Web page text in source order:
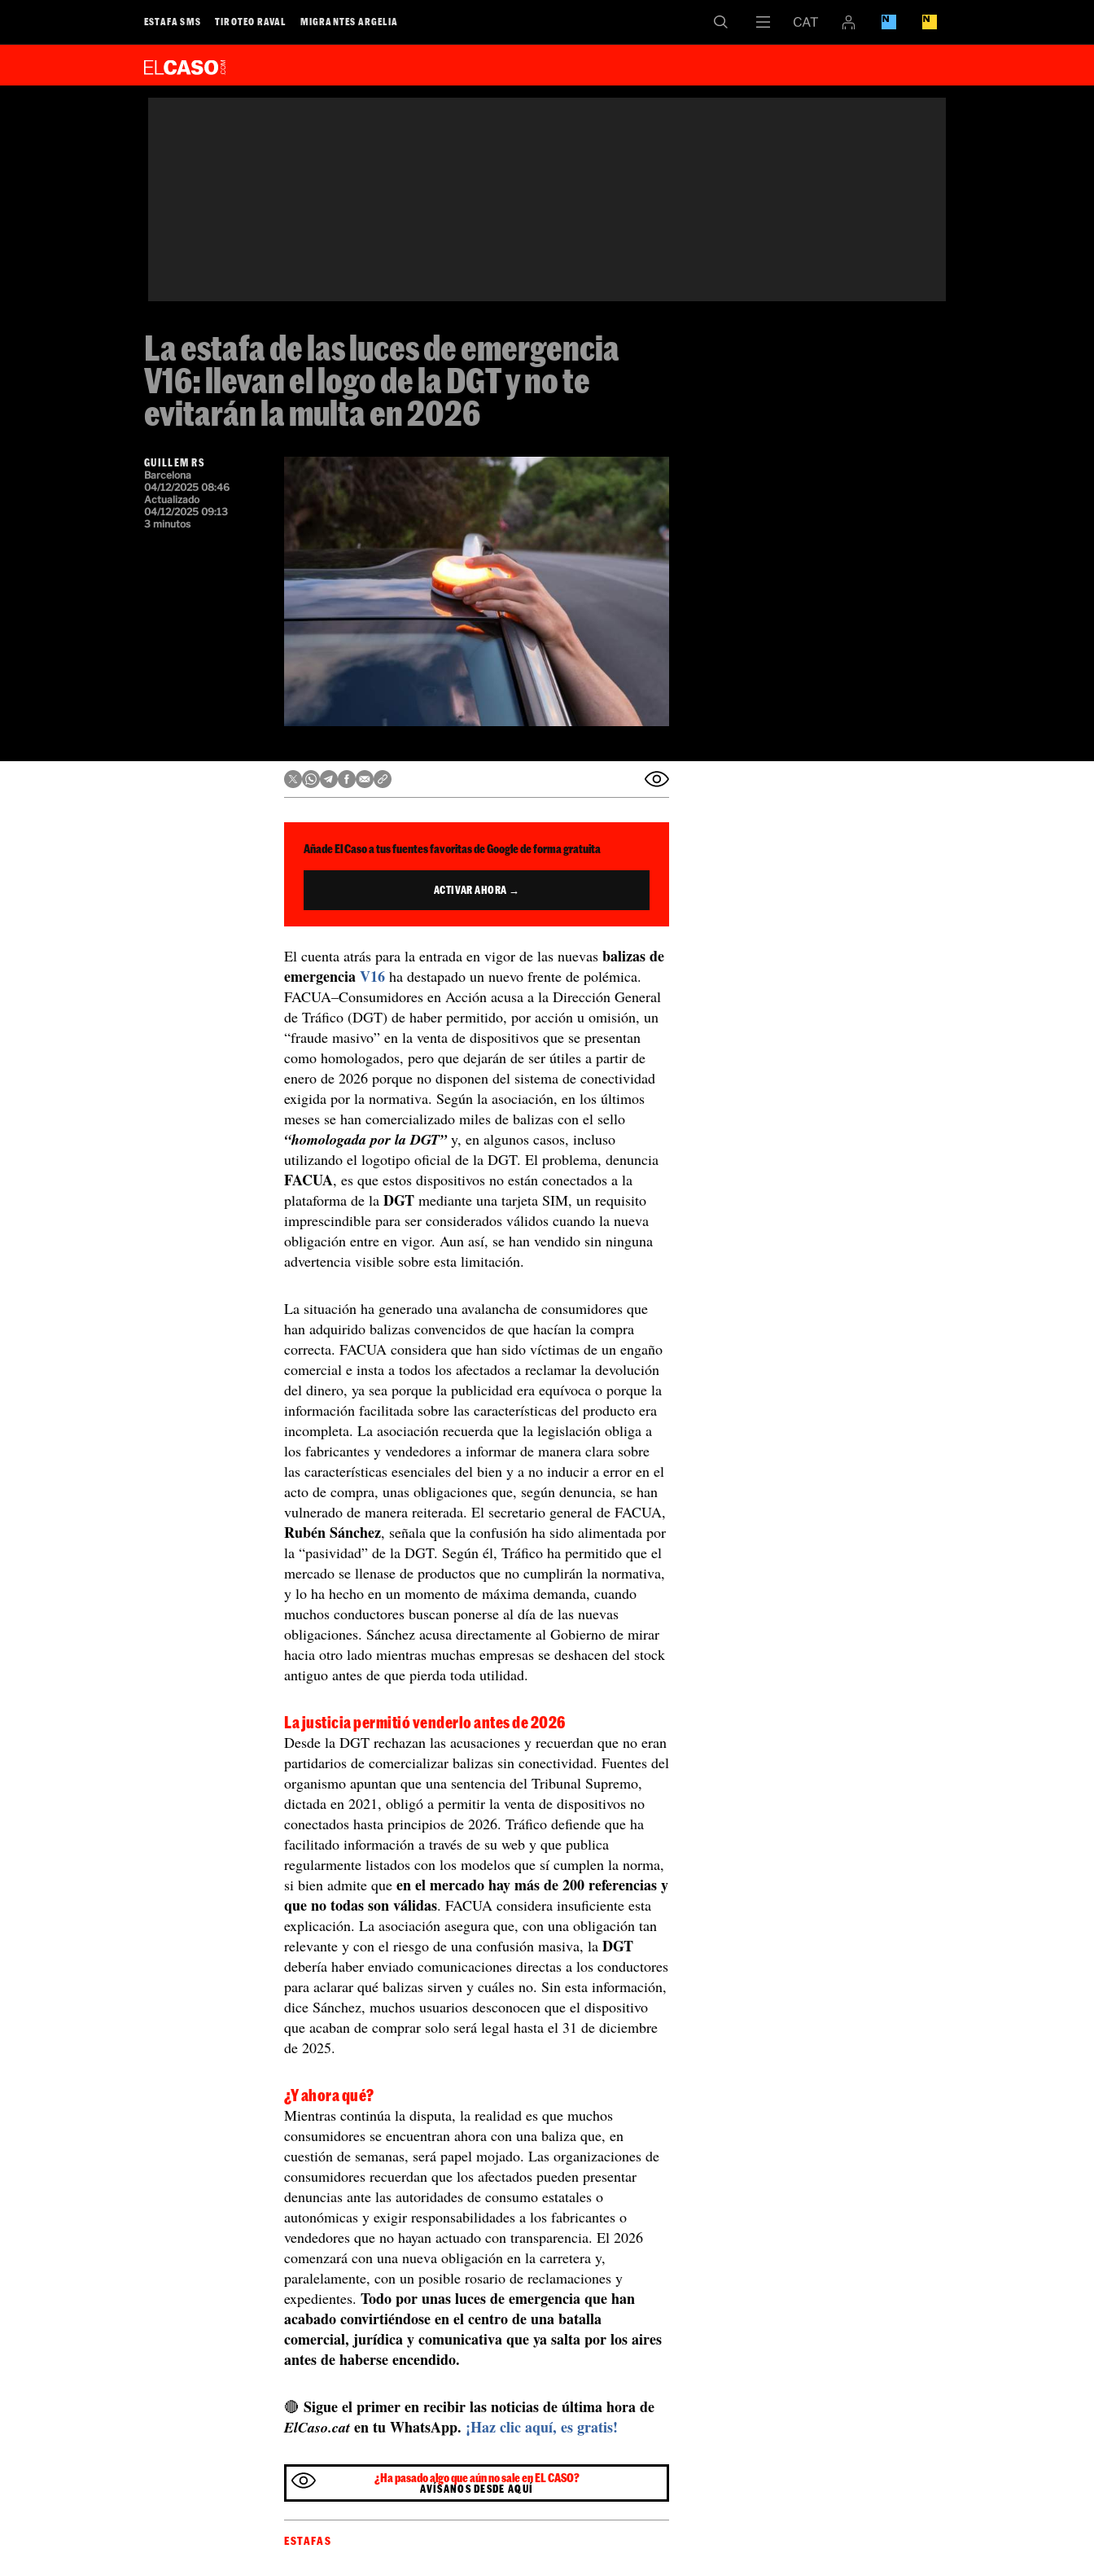
ESTAFA SMS TIROTEO RAVAL MIGRANTES ARGELIA
La estafa de las luces de emergencia
V16: llevan el logo de la DGT y no te
evitarán la multa en 2026
GUILLEM RS
Barcelona
04/12/2025 08:46
Actualizado
04/12/2025 09:13
3 minutos
Añade El Caso a tus fuentes favoritas de Google de forma gratuita
ACTIVAR AHORA →
El cuenta atrás para la entrada en vigor de las nuevasbalizas de
emergencia V16 ha destapado un nuevo frente de polémica.
FACUA–Consumidores en Acción acusa a la Dirección General
de Tráfico (DGT) de haber permitido, por acción u omisión, un
“fraude masivo” en la venta de dispositivos que se presentan
como homologados, pero que dejarán de ser útiles a partir de
enero de 2026 porque no disponen del sistema de conectividad
exigida por la normativa. Según la asociación, en los últimos
meses se han comercializado miles de balizas con el sello
“homologada por la DGT”y, en algunos casos, incluso
utilizando el logotipo oficial de la DGT. El problema, denuncia
FACUA, es que estos dispositivos no están conectados a la
plataforma de laDGT mediante una tarjeta SIM, un requisito
imprescindible para ser considerados válidos cuando la nueva
obligación entre en vigor. Aun así, se han vendido sin ninguna
advertencia visible sobre esta limitación.
La situación ha generado una avalancha de consumidores que
han adquirido balizas convencidos de que hacían la compra
correcta. FACUA considera que han sido víctimas de un engaño
comercial e insta a todos los afectados a reclamar la devolución
del dinero, ya sea porque la publicidad era equívoca o porque la
información facilitada sobre las características del producto era
incompleta. La asociación recuerda que la legislación obliga a
los fabricantes y vendedores a informar de manera clara sobre
las características esenciales del bien y a no inducir a error en el
acto de compra, unas obligaciones que, según denuncia, se han
vulnerado de manera reiterada. El secretario general de FACUA,
Rubén Sánchez, señala que la confusión ha sido alimentada por
la “pasividad” de la DGT. Según él, Tráfico ha permitido que el
mercado se llenase de productos que no cumplirán la normativa,
y lo ha hecho en un momento de máxima demanda, cuando
muchos conductores buscan ponerse al día de las nuevas
obligaciones. Sánchez acusa directamente al Gobierno de mirar
hacia otro lado mientras muchas empresas se deshacen del stock
antiguo antes de que pierda toda utilidad.
La justicia permitió venderlo antes de 2026
Desde la DGT rechazan las acusaciones y recuerdan que no eran
partidarios de comercializar balizas sin conectividad. Fuentes del
organismo apuntan que una sentencia del Tribunal Supremo,
dictada en 2021, obligó a permitir la venta de dispositivos no
conectados hasta principios de 2026. Tráfico defiende que ha
facilitado información a través de su web y que publica
regularmente listados con los modelos que sí cumplen la norma,
si bien admite queen el mercado hay más de 200 referencias y
que no todas son válidas. FACUA considera insuficiente esta
explicación. La asociación asegura que, con una obligación tan
relevante y con el riesgo de una confusión masiva, laDGT
debería haber enviado comunicaciones directas a los conductores
para aclarar qué balizas sirven y cuáles no. Sin esta información,
dice Sánchez, muchos usuarios desconocen que el dispositivo
que acaban de comprar solo será legal hasta el 31 de diciembre
de 2025.
¿Y ahora qué?
Mientras continúa la disputa, la realidad es que muchos
consumidores se encuentran ahora con una baliza que, en
cuestión de semanas, será papel mojado. Las organizaciones de
consumidores recuerdan que los afectados pueden presentar
denuncias ante las autoridades de consumo estatales o
autonómicas y exigir responsabilidades a los fabricantes o
vendedores que no hayan actuado con transparencia. El 2026
comenzará con una nueva obligación en la carretera y,
paralelamente, con un posible rosario de reclamaciones y
expedientes.Todo por unas luces de emergencia que han
acabado convirtiéndose en el centro de una batalla
comercial, jurídica y comunicativa que ya salta por los aires
antes de haberse encendido.
🔴Sigue el primer en recibir las noticias de última hora de
ElCaso.cat en tu WhatsApp. ¡Haz clic aquí, es gratis!
¿Ha pasado algo que aún no sale en EL CASO?
AVÍSANOS DESDE AQUÍ
ESTAFAS